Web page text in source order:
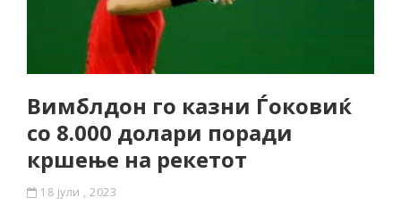
Вимблдон го казни Ѓоковиќ
со 8.000 долари поради
кршење на рекетот
18 јули , 2023